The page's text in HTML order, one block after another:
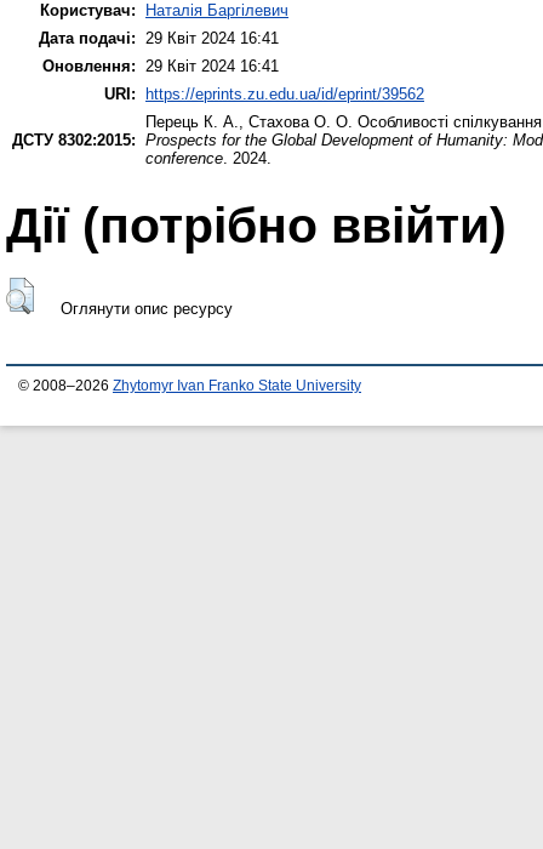
Користувач:
Наталія Баргілевич
Дата подачі: 29 Квіт 2024 16:41
Оновлення: 29 Квіт 2024 16:41
URI:
https://eprints.zu.edu.ua/id/eprint/39562
ДСТУ 8302:2015:
Перець К. А., Стахова О. О. Особливості
Prospects for the Global Development of Humanity:
conference. 2024.
Дії ​​(потрібно ввійти)
Оглянути опис ресурсу
© 2008–2026 Zhytomyr Ivan Franko State University